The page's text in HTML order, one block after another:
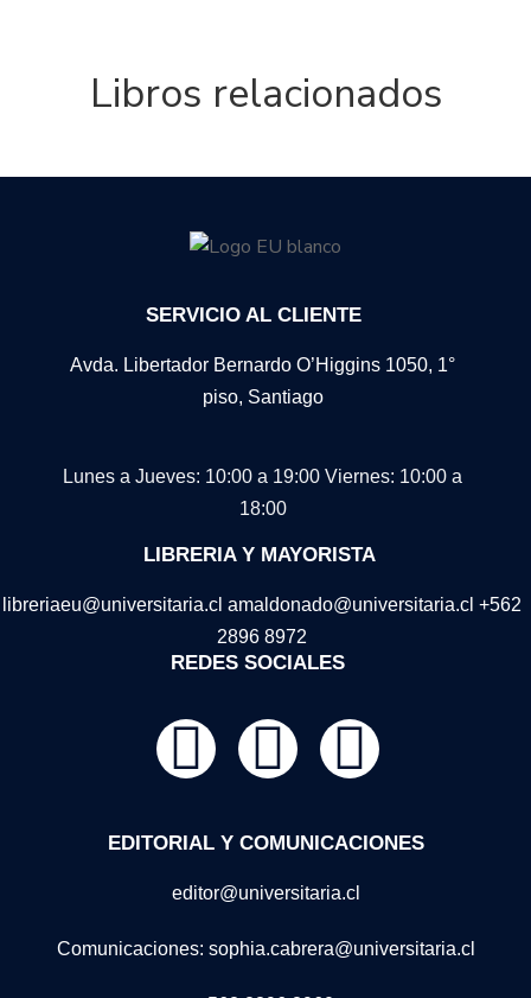
Libros relacionados
SERVICIO AL CLIENTE
Avda. Libertador Bernardo O’Higgins 1050, 1°
piso, Santiago
Lunes a Jueves: 10:00 a 19:00 Viernes: 10:00 a
18:00
LIBRERIA Y MAYORISTA
libreriaeu@universitaria.cl amaldonado@universitaria.cl +562
2896 8972
REDES SOCIALES
EDITORIAL Y COMUNICACIONES
editor@universitaria.cl
Comunicaciones: sophia.cabrera@universitaria.cl